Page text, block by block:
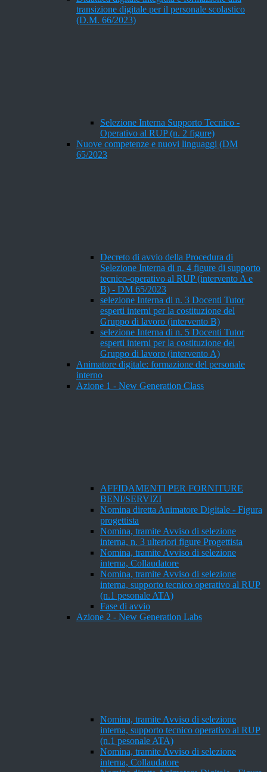
transizione digitale per il personale scolastico
(D.M. 66/2023)
Selezione Interna Supporto Tecnico -
Operativo al RUP (n. 2 figure)
Nuove competenze e nuovi linguaggi (DM
65/2023
Decreto di avvio della Procedura di
Selezione Interna di n. 4 figure di supporto
tecnico-operativo al RUP (intervento A e
B) - DM 65/2023
selezione Interna di n. 3 Docenti Tutor
esperti interni per la costituzione del
Gruppo di lavoro (intervento B)
selezione Interna di n. 5 Docenti Tutor
esperti interni per la costituzione del
Gruppo di lavoro (intervento A)
Animatore digitale: formazione del personale
interno
Azione 1 - New Generation Class
AFFIDAMENTI PER FORNITURE
BENI/SERVIZI
Nomina diretta Animatore Digitale - Figura
progettista
Nomina, tramite Avviso di selezione
interna, n. 3 ulteriori figure Progettista
Nomina, tramite Avviso di selezione
interna, Collaudatore
Nomina, tramite Avviso di selezione
interna, supporto tecnico operativo al RUP
(n.1 pesonale ATA)
Fase di avvio
Azione 2 - New Generation Labs
Nomina, tramite Avviso di selezione
interna, supporto tecnico operativo al RUP
(n.1 pesonale ATA)
Nomina, tramite Avviso di selezione
interna, Collaudatore